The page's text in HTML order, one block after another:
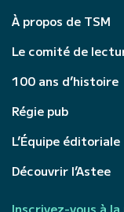
À propos de TSM
Le comité de
100 ans d’histoire
Régie pub
L’Équipe éditoriale
Découvrir l’Astee
Inscrivez-vous à